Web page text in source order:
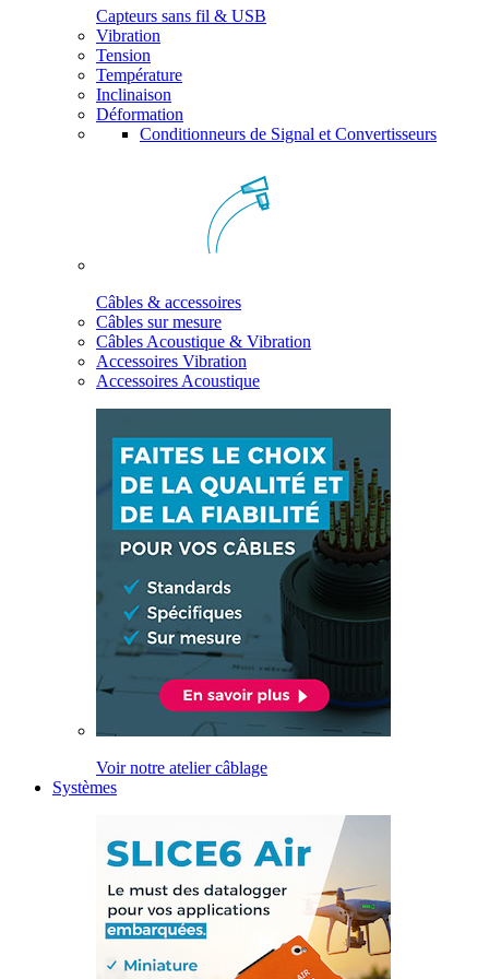
Capteurs sans fil & USB
Vibration
Tension
Température
Inclinaison
Déformation
Conditionneurs de Signal et Convertisseurs
Câbles & accessoires
Câbles sur mesure
Câbles Acoustique & Vibration
Accessoires Vibration
Accessoires Acoustique
Voir notre atelier câblage
Systèmes